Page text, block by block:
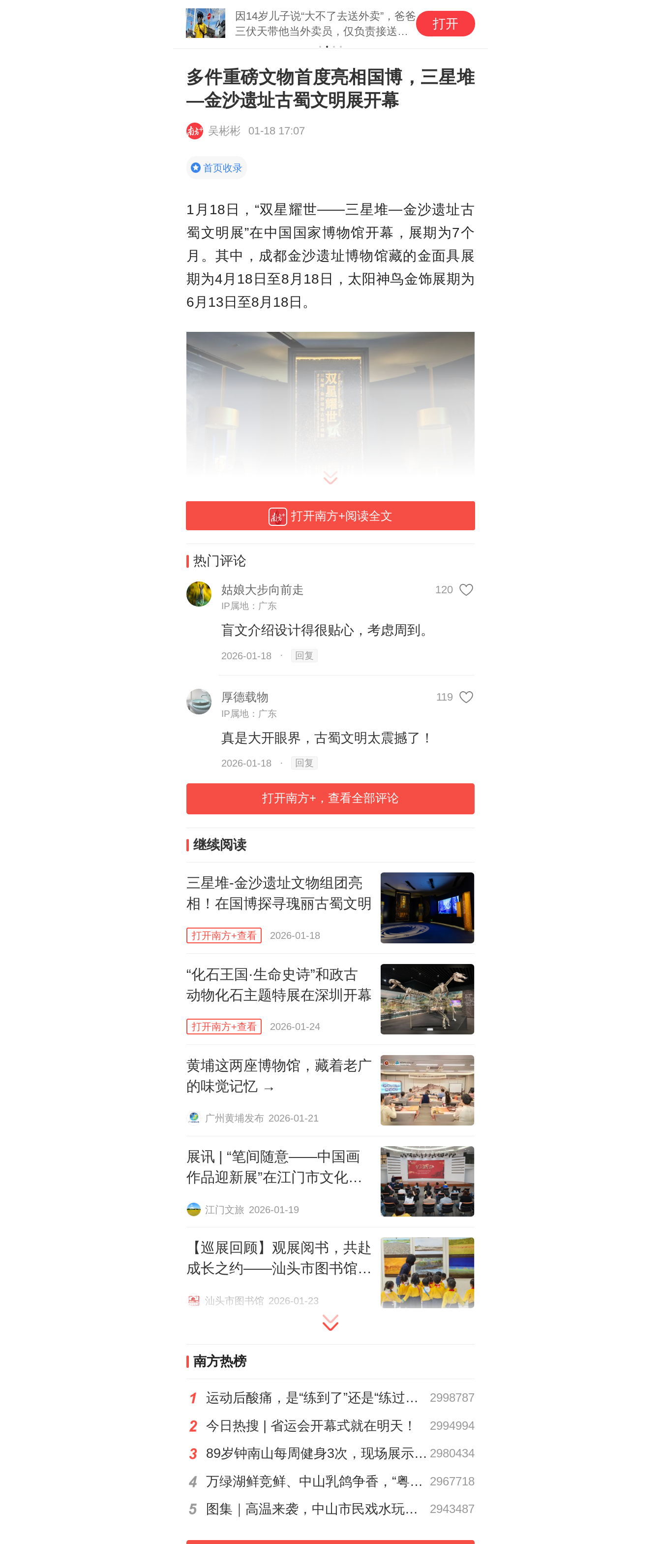
因14岁儿子说“大不了去送外卖”，爸爸
三伏天带他当外卖员，仅负责接送和
打开
多件重磅文物首度亮相国博，三星堆
—金沙遗址古蜀文明展开幕
吴彬彬 01-18 17:07
首页收录
1月18日，“双星耀世——三星堆—金沙遗址古
蜀文明展”在中国国家博物馆开幕，展期为7个
月。其中，成都金沙遗址博物馆藏的金面具展
期为4月18日至8月18日，太阳神鸟金饰展期为
6月13日至8月18日。
展览现场。
本次展览荟萃三星堆—金沙遗址出土的200余件
（套）精美文物，通过“惊世秘藏”“人神共舞”“崇
祀天地”“互融共鉴”四个单元，生动呈现三星堆
古蜀先民的生活与精神世界，揭示古蜀文明与
戴金面罩青铜人头像。
展览中，多件重磅文物首度亮相国博。因恰逢
金沙遗址博物馆闭馆实施保护展示提升的契
机，在金沙参展的108件（套）文物中，有37件
（套）文物自金沙开馆以来首度外展，包括青
铜立人、兽首饰玉璋等一批蜚声海内外的标志
性器物。太阳神鸟金饰将于“文化和自然遗产
日”20周年之际再次在国博展出。
青铜人头像。
本次展览还迎来一场历史性聚首。三星堆博物
馆藏戴冠纵目面具与中国国家博物馆藏戴冠纵
打开南方+阅读全文
热门评论
姑娘大步向前走 120
IP属地：广东
盲文介绍设计得很贴心，考虑周到。
2026-01-18 · 回复
厚德载物 119
IP属地：广东
真是大开眼界，古蜀文明太震撼了！
2026-01-18 · 回复
打开南方+，查看全部评论
继续阅读
三星堆-金沙遗址文物组团亮
相！在国博探寻瑰丽古蜀文明
打开南方+查看 2026-01-18
“化石王国·生命史诗”和政古
动物化石主题特展在深圳开幕
打开南方+查看 2026-01-24
黄埔这两座博物馆，藏着老广
的味觉记忆 →
广州黄埔发布 2026-01-21
展讯 | “笔间随意——中国画
作品迎新展”在江门市文化馆
江门文旅 2026-01-19
【巡展回顾】观展阅书，共赴
成长之约——汕头市图书馆
列巡展年度回顾
汕头市图书馆 2026-01-23
南方热榜
运动后酸痛，是“练到了”还是“练过了”？ 2998787
今日热搜 | 省运会开幕式就在明天！ 2994994
89岁钟南山每周健身3次，现场展示常用拉力器 2980434
万绿湖鲜竞鲜、中山乳鸽争香，“粤菜师傅”烹南粤百味、人间烟火 2967718
图集｜高温来袭，中山市民戏水玩泡沫消暑 2943487